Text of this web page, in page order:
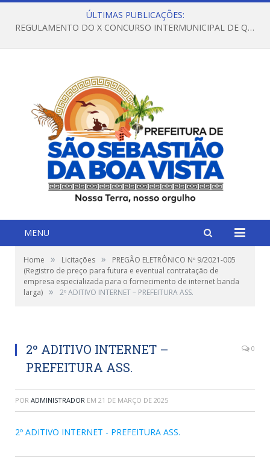
ÚLTIMAS PUBLICAÇÕES:
REGULAMENTO DO X CONCURSO INTERMUNICIPAL DE QUADRILHAS JUNINAS – 2026 – ARRAIÁ DA VENEZA
MENU
Home » Licitações »
PREGÃO ELETRÔNICO Nº 9/2021-005
(Registro de preço para futura e eventual contratação de
empresa especializada para o fornecimento de internet banda
larga) » 2º ADITIVO INTERNET – PREFEITURA ASS.
2º ADITIVO INTERNET –
PREFEITURA ASS.
0
POR ADMINISTRADOR EM 21 DE MARÇO DE 2025
2º ADITIVO INTERNET - PREFEITURA ASS.